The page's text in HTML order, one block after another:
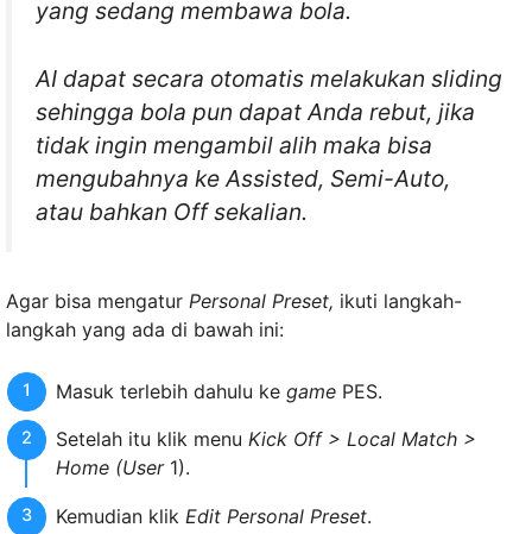
yang sedang membawa bola.
AI dapat secara otomatis melakukan sliding
sehingga bola pun dapat Anda rebut, jika
tidak ingin mengambil alih maka bisa
mengubahnya keAssisted, Semi-Auto,
atau bahkan Offsekalian.
Agar bisa mengatur Personal Preset, ikuti langkah-
langkah yang ada di bawah ini:
Masuk terlebih dahulu ke gamePES.
Setelah itu klik menu Kick Off > Local Match >
Home (User1).
Kemudian klik Edit Personal Preset.